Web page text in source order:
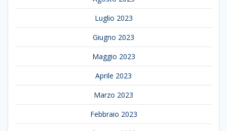
Luglio 2023
Giugno 2023
Maggio 2023
Aprile 2023
Marzo 2023
Febbraio 2023